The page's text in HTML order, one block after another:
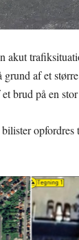
akut
af et
brud på en